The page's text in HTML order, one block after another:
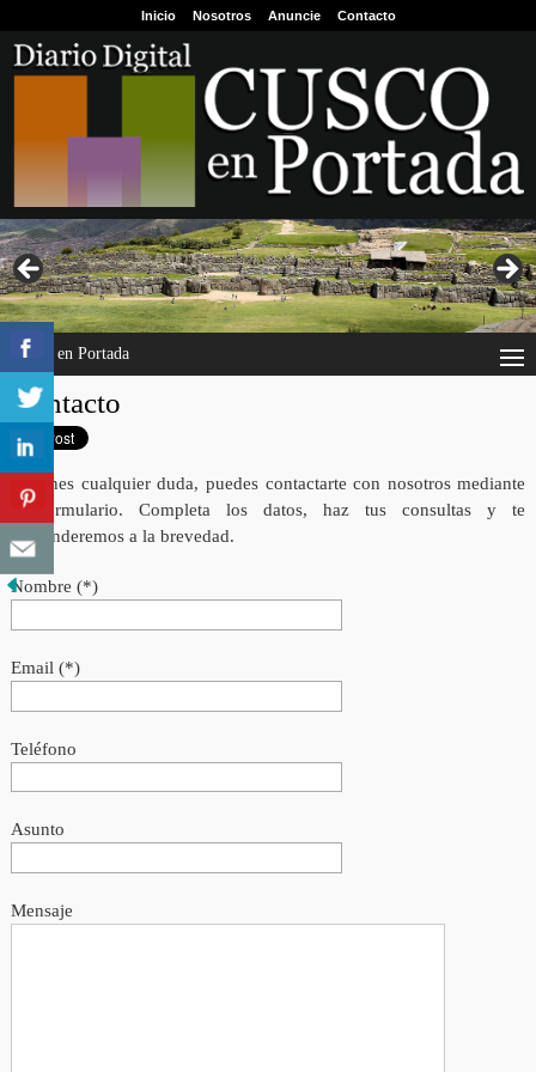
Inicio Nosotros Anuncie Contacto
Cusco en Portada
Contacto
Si tienes cualquier duda, puedes contactarte con nosotros mediante
el formulario. Completa los datos, haz tus consultas y te
responderemos a la brevedad.
Nombre (*)
Email (*)
Teléfono
Asunto
Mensaje